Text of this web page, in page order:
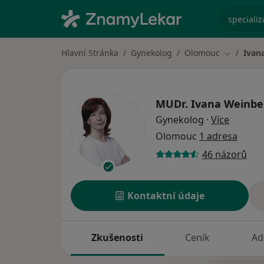
Hlavní Stránka Gynekolog Olomouc Změna
MUDr. Ivana
Gynekolog · Více
Olomouc 1 adresa
46 názorů
Kontaktní údaje
Zkušenosti Ceník